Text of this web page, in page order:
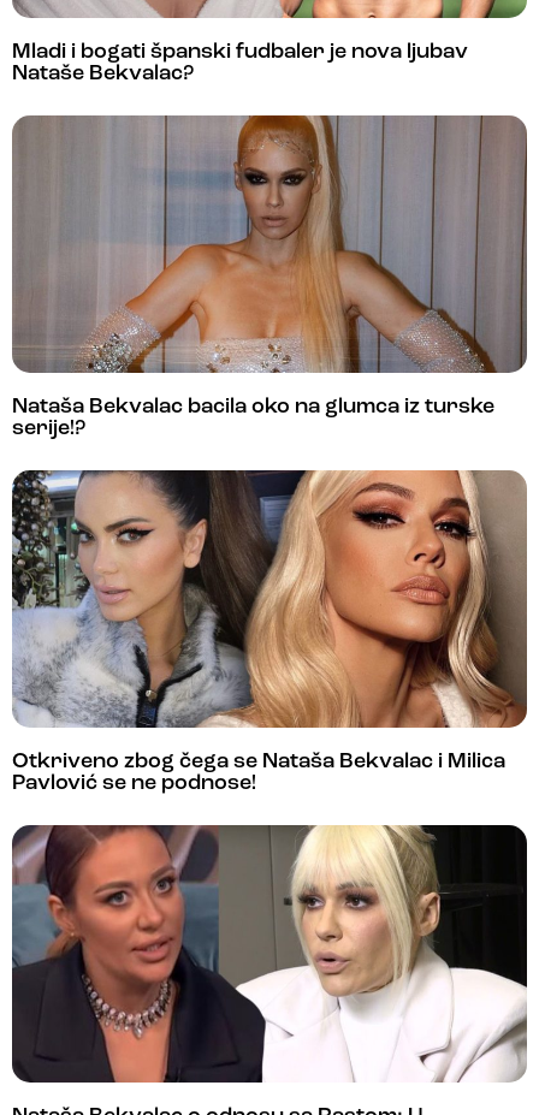
Mladi i bogati španski fudbaler je nova ljubav
Nataše Bekvalac?
Nataša Bekvalac bacila oko na glumca iz turske
serije!?
Otkriveno zbog čega se Nataša Bekvalac i Milica
Pavlović se ne podnose!